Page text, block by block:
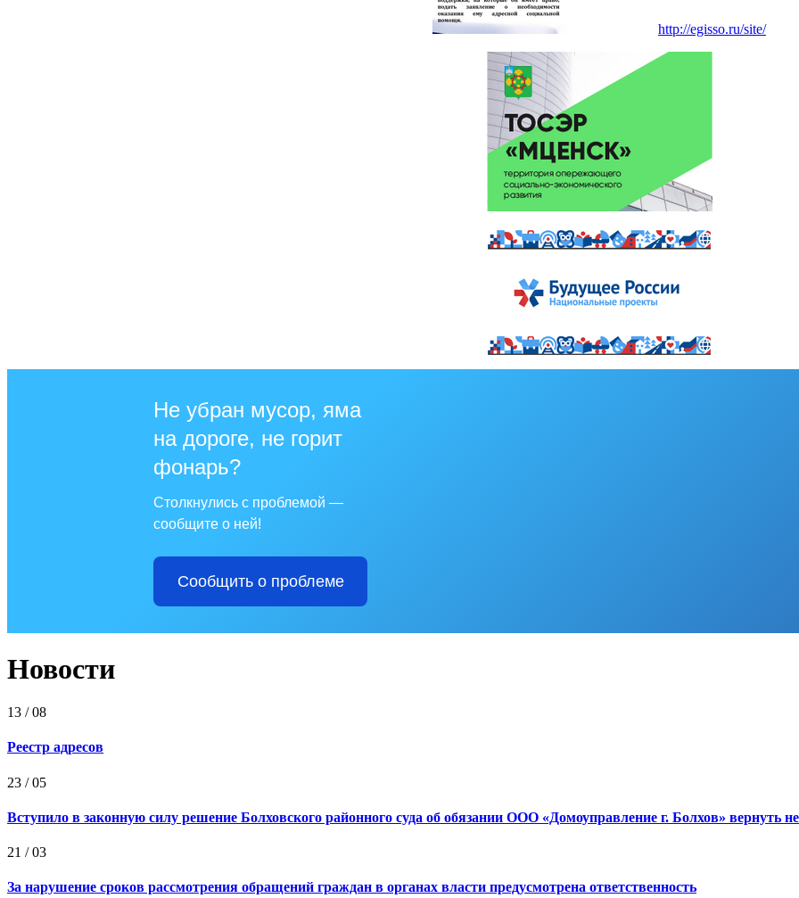
http://egisso.ru/site/
Не убран мусор, яма
на дороге, не горит
фонарь?
Столкнулись с проблемой —
сообщите о ней!
Сообщить о проблеме
Новости
13 / 08
Реестр адресов
23 / 05
Вступило в законную силу решение Болховского районного суда об обязании ООО «Домоуправление г. Болхов» вернуть
21 / 03
За нарушение сроков рассмотрения обращений граждан в органах власти предусмотрена ответственность